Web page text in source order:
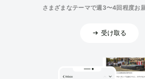
さまざまなテーマで週3〜4回程度お
受け取る